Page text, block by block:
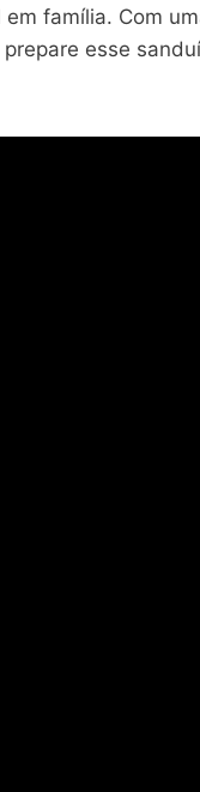
família. Com
esse